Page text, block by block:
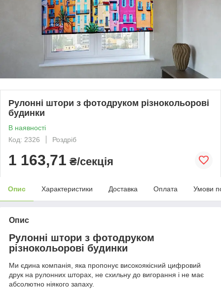
Рулонні штори з фотодруком різнокольорові
будинки
В наявності
Код: 2326
Роздріб
1 163,71 ₴/секція
Опис Характеристики Доставка Оплата Умови
Опис
Рулонні штори з фотодруком
різнокольорові будинки
Ми єдина компанія, яка пропонує високоякісний цифровий
друк на рулонних шторах, не схильну до вигорання і не має
абсолютно ніякого запаху.